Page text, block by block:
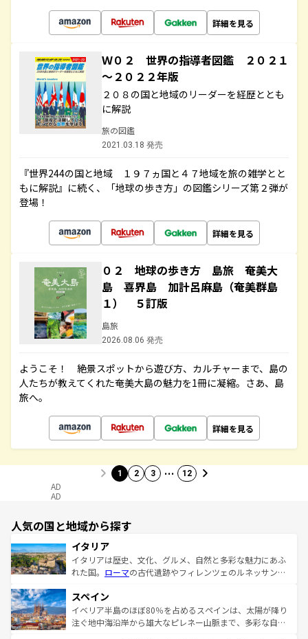
詳細を見る
Ｗ０２ 世界の指導者図鑑 ２０２１
～２０２２年版
２０８の国と地域のリーダーを経歴ととも
に解説
旅の図鑑
2021.03.18 発売
『世界244の国と地域 １９７ヵ国と４７地域を旅の雑学とと
もに解説』に続く、「地球の歩き方」の図鑑シリーズ第２弾が
登場！
詳細を見る
０２ 地球の歩き方 島旅 奄美大
島 喜界島 加計呂麻島（奄美群島
１） ５訂版
島旅
2026.08.06 発売
ようこそ！ 絶景スポットから遊び方、カルチャーまで、島の
人たちが教えてくれた奄美大島の魅力を1冊に凝縮。さあ、島
旅へ。
詳細を見る
1 2 3 … 12
AD
AD
人気の国と地域から探す
イタリア
イタリアは歴史、文化、グルメ、自然と多彩な魅力にあふ
れた国。 ローマの古代遺跡やフィレンツェのルネッサンス
ろん、トスカーナの美しい田園風景やアマルフィ海岸の絶
景など、自然景観も見逃せない。観光の合間には、本場の
ピザやパスタなど、絶品のイタリア料理を堪能することも
スペイン
イベリア半島のほぼ80％を占めるスペインは、太陽が降り
注ぐ地中海沿岸から雄大なピレネー山脈まで、多彩な自然